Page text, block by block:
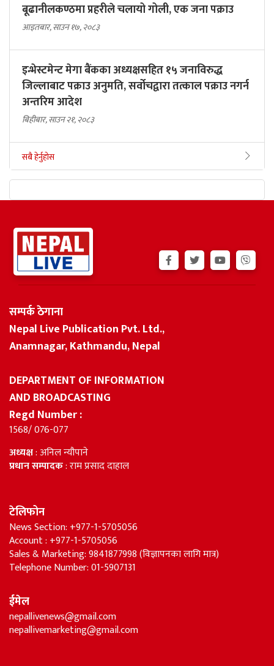
बूढानीलकण्ठमा प्रहरीले चलायो गोली, एक जना पक्राउ
आइतबार, साउन १७, २०८३
इन्भेस्टमेन्ट मेगा बैंकका अध्यक्षसहित १५ जनाविरुद्ध
जिल्लाबाट पक्राउ अनुमति, सर्वोचद्वारा तत्काल पक्राउ नगर्न
अन्तरिम आदेश
बिहीबार, साउन २१, २०८३
सबै हेर्नुहोस
सम्पर्क ठेगाना
Nepal Live Publication Pvt. Ltd.,
Anamnagar, Kathmandu, Nepal
DEPARTMENT OF INFORMATION
AND BROADCASTING
Regd Number :
1568/ 076-077
अध्यक्ष: अनिल न्यौपाने
प्रधान सम्पादक: राम प्रसाद दाहाल
टेलिफोन
News Section: +977-1-5705056
Account : +977-1-5705056
Sales & Marketing: 9841877998 (विज्ञापनका लागि मात्र)
Telephone Number: 01-5907131
ईमेल
nepallivenews@gmail.com
nepallivemarketing@gmail.com